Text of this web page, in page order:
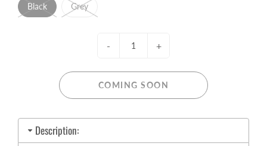
Black Grey
- +
COMING SOON
Description: